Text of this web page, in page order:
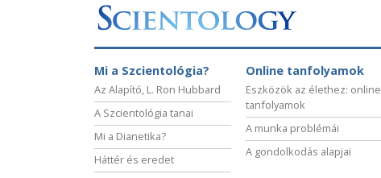
Mi a Szcientológia?
Az Alapító, L. Ron Hubbard
A Szcientológia tanai
Mi a Dianetika?
Háttér és eredet
Online tanfolyamok
Eszközök az élethez: online
tanfolyamok
A munka problémái
A gondolkodás alapjai